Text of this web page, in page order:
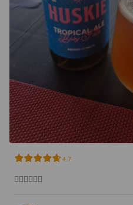
4.7
👌🏻👌🏻👌🏻